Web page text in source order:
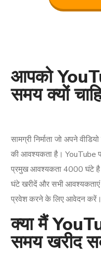
आपको
समय क्यों
सामग्री निर्माता जो अपने
की आवश्यकता है। YouTube
प्रमुख आवश्यकता 4000 घंटे है।
घंटे खरीदें और सभी आवश्यकताएं
प्रवेश करने के लिए आवेदन करें।
क्या मैं
समय खरीद